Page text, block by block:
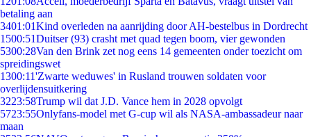
betaling aan
3401:01Kind overleden na aanrijding door AH-bestelbus in Dordrecht
1500:51Duitser (93) crasht met quad tegen boom, vier gewonden
5300:28Van den Brink zet nog eens 14 gemeenten onder toezicht om
spreidingswet
1300:11'Zwarte weduwes' in Rusland trouwen soldaten voor
overlijdensuitkering
3223:58Trump wil dat J.D. Vance hem in 2028 opvolgt
5723:55Onlyfans-model met G-cup wil als NASA-ambassadeur naar
maan